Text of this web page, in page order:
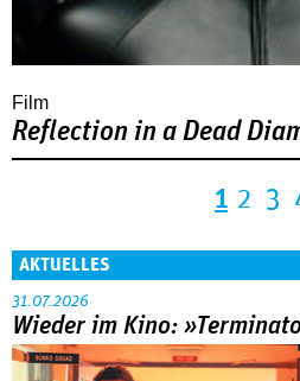
Film
Reflection in a Dead
1 2 3
AKTUELLES
31.07.2026
Wieder im Kino: